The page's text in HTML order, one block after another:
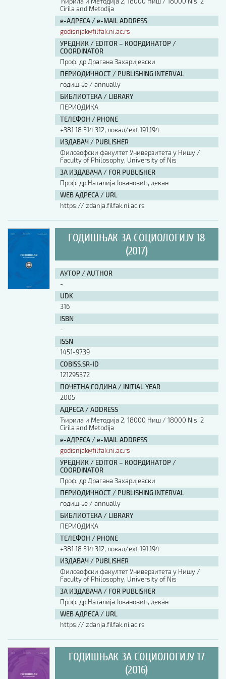
Cirila and Metodija
е-АДРЕСА / e-MAIL ADDRESS
godisnjak@filfak.ni.ac.rs
УРЕДНИК / EDITOR – КООРДИНАТОР /
COORDINATOR
Проф. др Драгана Захаријевски
ПЕРИОДИЧНОСТ / PUBLISHING INTERVAL
годишње / annually
БИБЛИОТЕКА / LIBRARY
ПЕРИОДИКА
ТЕЛЕФОН / PHONE
+381 18 514 312, локал/ext 191,194
ИЗДАВАЧ / PUBLISHER
Филозофски факултет Универзитета у Нишу /
Faculty of Philosophy, University of Nis
ЗА ИЗДАВАЧА / FOR PUBLISHER
Проф. др Наталија Јовановић, декан
WEB АДРЕСА / URL
https://izdanja.filfak.ni.ac.rs
ГОДИШЊАК ЗА СОЦИОЛОГИЈУ 18
(2017)
АУТОР / AUTHOR
-
UDK
316
ISBN
-
ISSN
1451-9739
COBISS.SR-ID
121295372
ПОЧЕТНА ГОДИНА / INITIAL YEAR
2005
АДРЕСА / ADDRESS
Ћирила и Методија 2, 18000 Ниш / 18000 Nis, 2
Cirila and Metodija
е-АДРЕСА / e-MAIL ADDRESS
godisnjak@filfak.ni.ac.rs
УРЕДНИК / EDITOR – КООРДИНАТОР /
COORDINATOR
Проф. др Драгана Захаријевски
ПЕРИОДИЧНОСТ / PUBLISHING INTERVAL
годишње / annually
БИБЛИОТЕКА / LIBRARY
ПЕРИОДИКА
ТЕЛЕФОН / PHONE
+381 18 514 312, локал/ext 191,194
ИЗДАВАЧ / PUBLISHER
Филозофски факултет Универзитета у Нишу /
Faculty of Philosophy, University of Nis
ЗА ИЗДАВАЧА / FOR PUBLISHER
Проф. др Наталија Јовановић, декан
WEB АДРЕСА / URL
https://izdanja.filfak.ni.ac.rs
ГОДИШЊАК ЗА СОЦИОЛОГИЈУ 17
(2016)